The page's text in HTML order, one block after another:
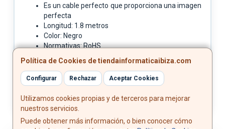
Es un cable perfecto que proporciona una imagen
perfecta
Longitud: 1.8 metros
Color: Negro
Normativas: RoHS
Política de Cookies de tiendainformaticaibiza.com
Configurar Rechazar Aceptar Cookies
Utilizamos cookies propias y de terceros para mejorar
nuestros servicios.
Puede obtener más información, o bien conocer cómo